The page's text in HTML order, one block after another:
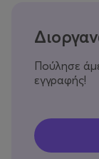
Πούλησε
εγγραφής!